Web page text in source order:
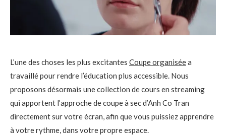
L’une des choses les plus excitantes Coupe organiséea
travaillé pour rendre l’éducation plus accessible. Nous
proposons désormais une collection de cours en streaming
qui apportent l’approche de coupe à sec d’Anh Co Tran
directement sur votre écran, afin que vous puissiez apprendre
à votre rythme, dans votre propre espace.